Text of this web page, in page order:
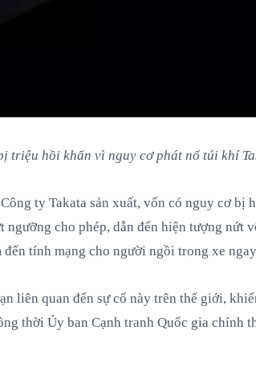
triệu hồi khẩn vì nguy cơ phát nổ túi khí
ty Takata sản xuất, vốn có nguy cơ
cho phép, dẫn đến hiện tượng
tính mạng cho người ngồi trong xe
liên quan đến sự cố này trên thế giới,
thời Ủy ban Cạnh tranh Quốc gia chính